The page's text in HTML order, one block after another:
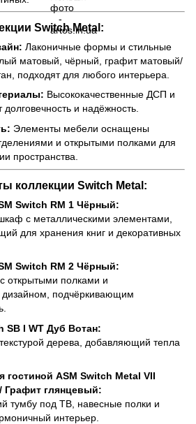
Switch Metal:
Лаконичные формы и стильные
матовый, чёрный, графит матовый/
подходят для любого интерьера.
Высококачественные ДСП и
и надёжность.
Элементы мебели оснащены
и открытыми полками для
пространства.
коллекции Switch Metal:
Switch RM 1 Чёрный:
с металлическими элементами,
для хранения книг и декоративных
Switch RM 2 Чёрный:
открытыми полками и
подчёркивающим
SB I WT Дуб Вотан:
дерева, добавляющий тепла
гостиной ASM Switch Metal VII
Графит глянцевый:
тумбу под ТВ, навесные полки и
интерьер.